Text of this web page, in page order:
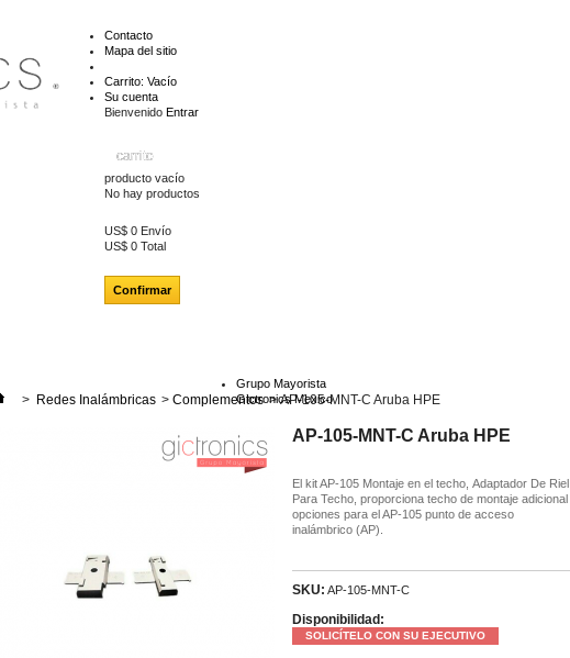
Contacto
Mapa del sitio
Carrito: Vacío
Su cuenta
Bienvenido Entrar
carrito
producto vacío
No hay productos
US$ 0 Envío
US$ 0 Total
Confirmar
Grupo Mayorista
Gictronics Mexico
> Redes Inalámbricas > Complementos > AP-105-MNT-C Aruba HPE
AP-105-MNT-C Aruba HPE
El kit AP-105 Montaje en el techo, Adaptador De Riel
Para Techo, proporciona techo de montaje adicional
opciones para el AP-105 punto de acceso
inalámbrico (AP).
SKU: AP-105-MNT-C
Disponibilidad:
SOLICÍTELO CON SU EJECUTIVO